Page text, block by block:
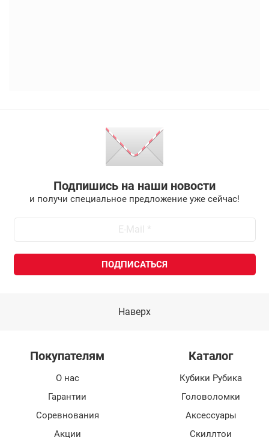
Подпишись на наши новости
и получи специальное предложение уже сейчас!
Наверх
Покупателям
О нас
Гарантии
Соревнования
Акции
Каталог
Кубики Рубика
Головоломки
Аксессуары
Скиллтои